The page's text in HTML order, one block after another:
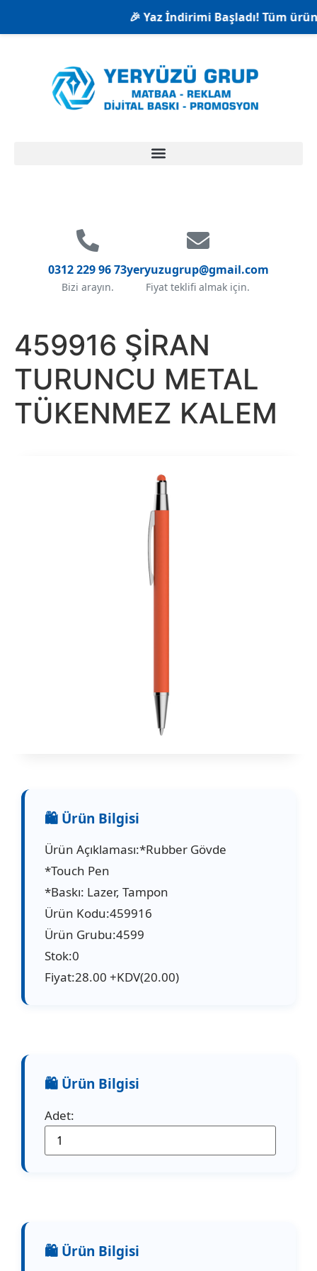
🎉 Yaz İndirimi Başladı! Tüm
0312 229 96 73
Bizi arayın.
yeryuzugrup@gmail.com
Fiyat teklifi almak için.
459916 ŞİRAN
TURUNCU METAL
TÜKENMEZ KALEM
Ürün Açıklaması:*Rubber Gövde
*Touch Pen
*Baskı: Lazer, Tampon
Ürün Kodu:459916
Ürün Grubu:4599
Stok:0
Fiyat:28.00 +KDV(20.00)
Adet: